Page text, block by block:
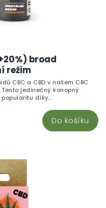
broad
režim
Do košíku
CBC a CBD v našem CBC
jedinečný konopný
díky...